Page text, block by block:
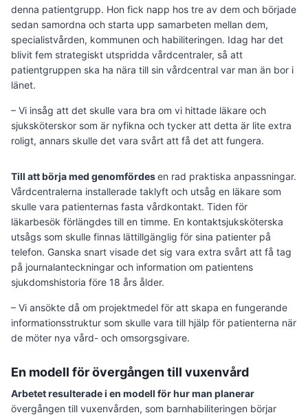
denna patientgrupp. Hon fick napp hos tre av dem och började
sedan samordna och starta upp samarbeten mellan dem,
specialistvården, kommunen och habiliteringen. Idag har det
blivit fem strategiskt utspridda vårdcentraler, så att
patientgruppen ska ha nära till sin vårdcentral var man än bor i
länet.
– Vi insåg att det skulle vara bra om vi hittade läkare och
sjuksköterskor som är nyfikna och tycker att detta är lite extra
roligt, annars skulle det vara svårt att få det att fungera.
Till att börja med genomfördesen rad praktiska anpassningar.
Vårdcentralerna installerade taklyft och utsåg en läkare som
skulle vara patienternas fasta vårdkontakt. Tiden för
läkarbesök förlängdes till en timme. En kontaktsjuksköterska
utsågs som skulle finnas lättillgänglig för sina patienter på
telefon. Ganska snart visade det sig vara extra svårt att få tag
på journalanteckningar och information om patientens
sjukdomshistoria före 18 års ålder.
– Vi ansökte då om projektmedel för att skapa en fungerande
informationsstruktur som skulle vara till hjälp för patienterna när
de möter nya vård- och omsorgsgivare.
En modell för övergången till vuxenvård
Arbetet resulterade i en modell för hur man planerar
övergången till vuxenvården, som barnhabiliteringen börjar